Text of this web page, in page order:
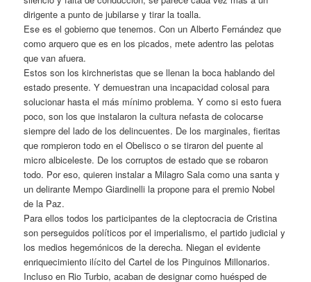
dirigente a punto de jubilarse y tirar la toalla.
Ese es el gobierno que tenemos. Con un Alberto Fernández que
como arquero que es en los picados, mete adentro las pelotas
que van afuera.
Estos son los kirchneristas que se llenan la boca hablando del
estado presente. Y demuestran una incapacidad colosal para
solucionar hasta el más mínimo problema. Y como si esto fuera
poco, son los que instalaron la cultura nefasta de colocarse
siempre del lado de los delincuentes. De los marginales, fieritas
que rompieron todo en el Obelisco o se tiraron del puente al
micro albiceleste. De los corruptos de estado que se robaron
todo. Por eso, quieren instalar a Milagro Sala como una santa y
un delirante Mempo Giardinelli la propone para el premio Nobel
de la Paz.
Para ellos todos los participantes de la cleptocracia de Cristina
son perseguidos políticos por el imperialismo, el partido judicial y
los medios hegemónicos de la derecha. Niegan el evidente
enriquecimiento ilícito del Cartel de los Pinguinos Millonarios.
Incluso en Rio Turbio, acaban de designar como huésped de